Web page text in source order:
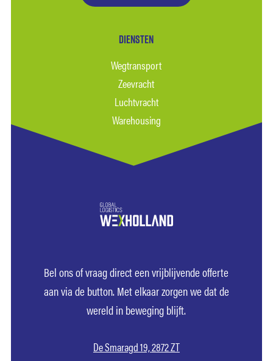
Bel ons of vraag direct een vrijblijvende offerte
aan via de button. Met elkaar zorgen we dat de
wereld in beweging blijft.
De Smaragd 19,2872 ZT
Diensten
Wegtransport
Zeevracht
Luchtvracht
Warehousing